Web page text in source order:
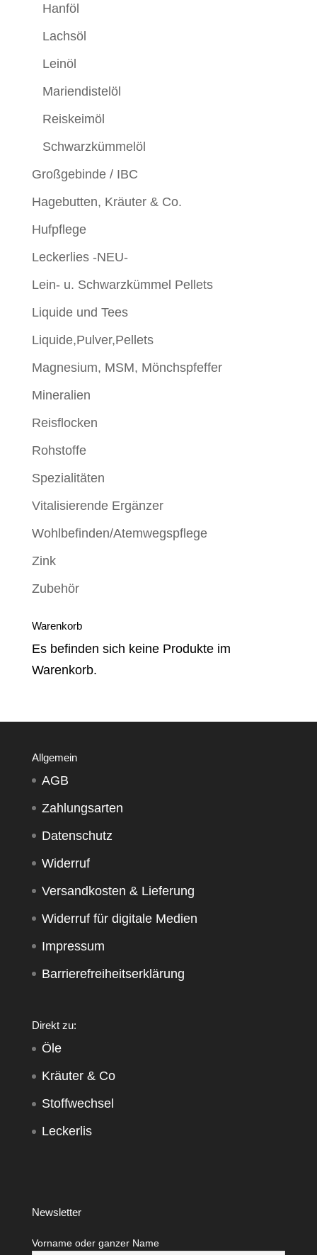
Hanföl
Lachsöl
Leinöl
Mariendistelöl
Reiskeimöl
Schwarzkümmelöl
Großgebinde / IBC
Hagebutten, Kräuter & Co.
Hufpflege
Leckerlies -NEU-
Lein- u. Schwarzkümmel Pellets
Liquide und Tees
Liquide,Pulver,Pellets
Magnesium, MSM, Mönchspfeffer
Mineralien
Reisflocken
Rohstoffe
Spezialitäten
Vitalisierende Ergänzer
Wohlbefinden/Atemwegspflege
Zink
Zubehör
Warenkorb
Es befinden sich keine Produkte im
Warenkorb.
Allgemein
AGB
Zahlungsarten
Datenschutz
Widerruf
Versandkosten & Lieferung
Widerruf für digitale Medien
Impressum
Barrierefreiheitserklärung
Direkt zu:
Öle
Kräuter & Co
Stoffwechsel
Leckerlis
Newsletter
Vorname oder ganzer Name